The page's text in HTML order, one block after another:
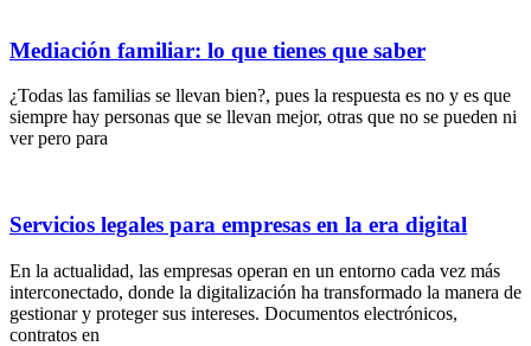
Mediación familiar: lo que tienes que saber
¿Todas las familias se llevan bien?, pues la respuesta es no y es que
siempre hay personas que se llevan mejor, otras que no se pueden ni
ver pero para
Servicios legales para empresas en la era digital
En la actualidad, las empresas operan en un entorno cada vez más
interconectado, donde la digitalización ha transformado la manera de
gestionar y proteger sus intereses. Documentos electrónicos,
contratos en